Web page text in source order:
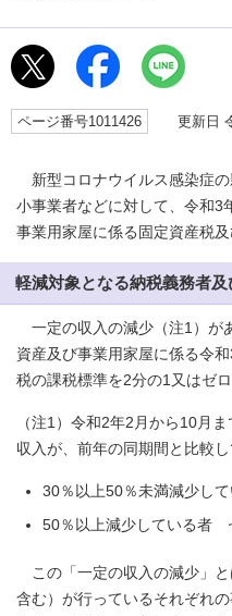
ページ番号1011426 更新日
新型コロナウイルス感染症
小事業者などに対して、令和3
事業用家屋に係る固定資産税
軽減対象となる納税義務者
一定の収入の減少（注1）が
資産及び事業用家屋に係る令
税の課税標準を2分の1又はゼロ
（注1）令和2年2月から10月
収入が、前年の同期間と比較し
30％以上50％未満減少し
50％以上減少している者
この「一定の収入の減少」
含む）が行っているそれぞれ